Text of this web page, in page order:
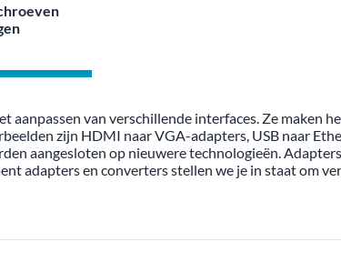
aanpassen van verschillende interfaces. Ze maken
zijn HDMI naar VGA-adapters, USB naar
aangesloten op nieuwere technologieën.
adapters en converters stellen we je in staat om